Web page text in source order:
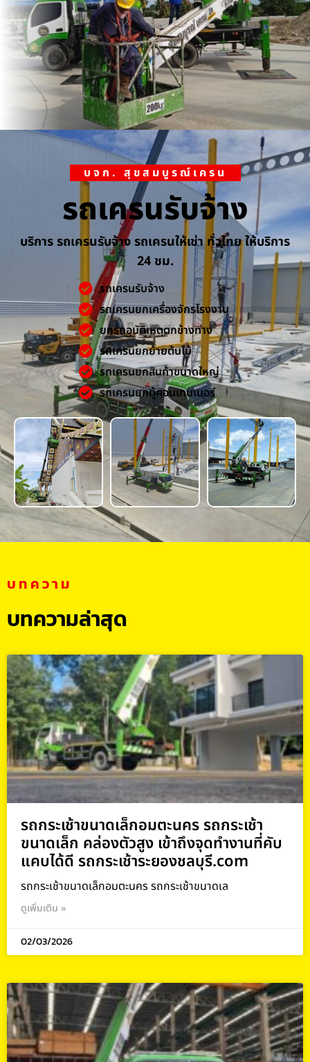
บจก. สุขสมบูรณ์เครน
รถเครนรับจ้าง
บริการ รถเครนรับจ้าง รถเครนให้เช่า ทั่วไทย ให้บริการ
24 ชม.
รถเครนรับจ้าง
รถเครนยกเครื่องจักรโรงงาน
ยกรถอุบัติเหตุตกข้างทาง
รถเครนยกย้ายต้นไม้
รถเครนยกสินค้าขนาดใหญ่
รถเครนยกตู้คอนเทนเนอร์
บทความ
บทความล่าสุด
รถกระเช้าขนาดเล็กอมตะนคร รถกระเช้า
ขนาดเล็ก คล่องตัวสูง เข้าถึงจุดทำงานที่คับ
แคบได้ดี รถกระเช้าระยองชลบุรี.com
รถกระเช้าขนาดเล็กอมตะนคร รถกระเช้าขนาดเล
ดูเพิ่มเติม »
02/03/2026